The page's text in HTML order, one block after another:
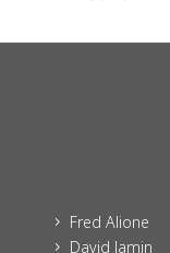
5 Fred Alione
5 David Jamin